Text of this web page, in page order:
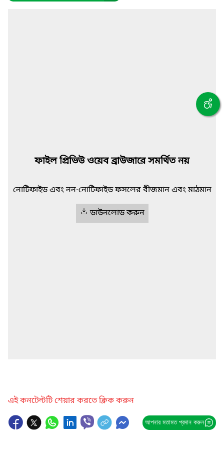
ফাইল প্রিভিউ ওয়েব ব্রাউজারে সমর্থিত নয়
নোটিফাইড এবং নন-নোটিফাইড ফসলের বীজমান এবং মাঠমান
ডাউনলোড করুন
এই কনটেন্টটি শেয়ার করতে ক্লিক করুন
আপনার মতামত প্রদান করুন